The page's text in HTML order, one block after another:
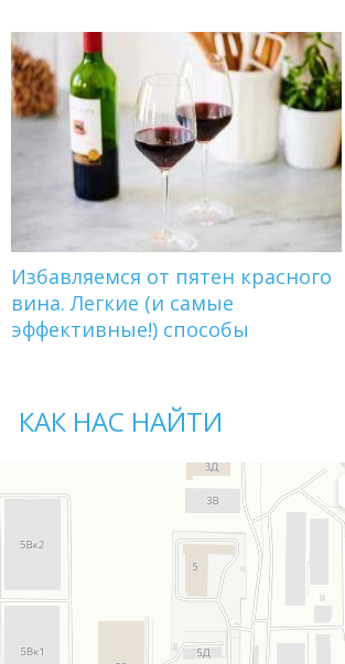
Избавляемся от пятен красного
вина. Легкие (и самые
эффективные!) способы
КАК НАС НАЙТИ